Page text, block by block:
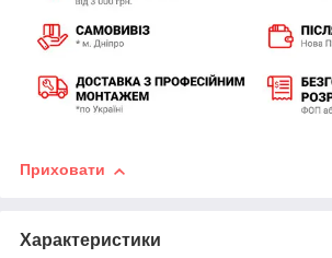
Приховати
Характеристики